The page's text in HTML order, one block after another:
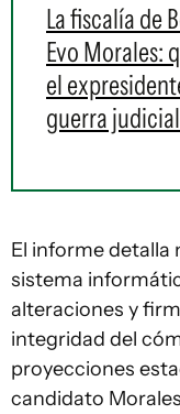
La fiscalía de
Evo Morales:
el
guerra
El informe detalla
sistema
alteraciones y
integridad del
proyecciones
candidato